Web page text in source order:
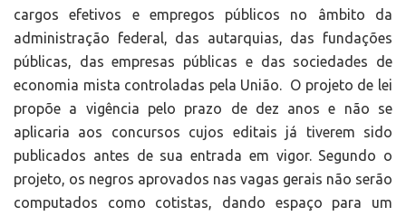
cargos efetivos e empregos públicos no âmbito da
administração federal, das autarquias, das fundações
públicas, das empresas públicas e das sociedades de
economia mista controladas pela União. O projeto de lei
propõe a vigência pelo prazo de dez anos e não se
aplicaria aos concursos cujos editais já tiverem sido
publicados antes de sua entrada em vigor. Segundo o
projeto, os negros aprovados nas vagas gerais não serão
computados como cotistas, dando espaço para um